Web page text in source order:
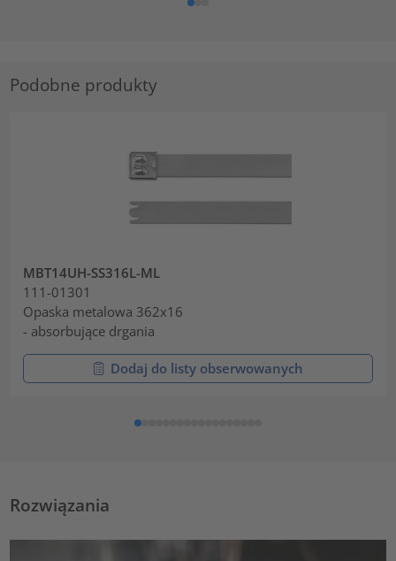
Podobne produkty
MBT14UH-SS316L-ML
111-01301
Opaska metalowa 362x16
- absorbujące drgania
Dodaj do listy obserwowanych
Rozwiązania